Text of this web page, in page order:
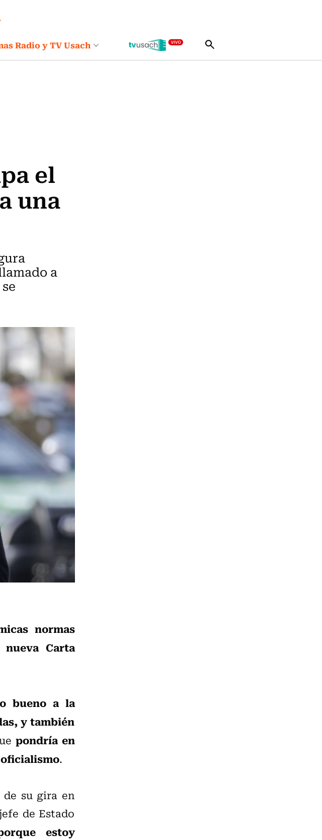
Radio y TV Usach
el
una
a
normas
Carta
bueno a la
y también
pondría en
oficialismo.
su gira en
de Estado
estoy